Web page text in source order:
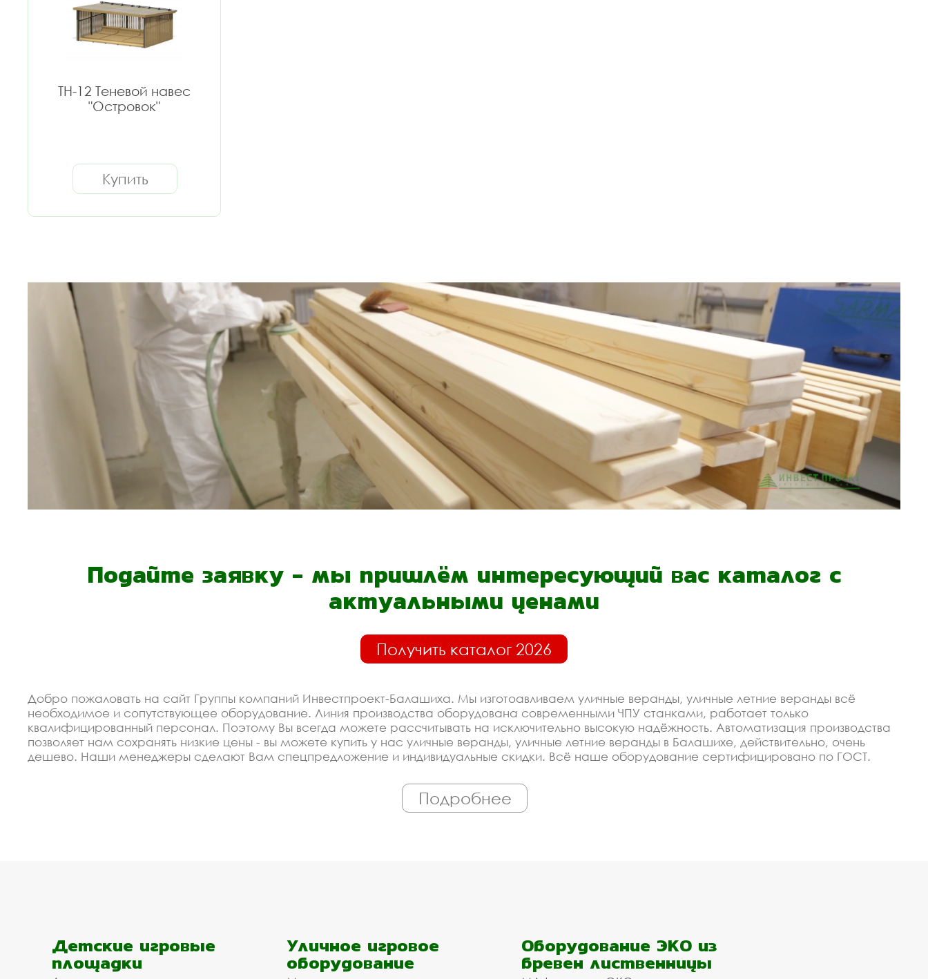
ТН-12 Теневой навес
"Островок"
Купить
Подайте заявку - мы пришлём интересующий вас каталог с
актуальными ценами
Получить каталог 2026
Добро пожаловать на сайт Группы компаний Инвестпроект-Балашиха. Мы изготоавливаем уличные веранды, уличные летние веранды всё
необходимое и сопутствующее оборудование. Линия производства оборудована современными ЧПУ станками, работает только
квалифицированный персонал. Поэтому Вы всегда можете рассчитывать на исключительно высокую надёжность. Автоматизация производства
позволяет нам сохранять низкие цены - вы можете купить у нас уличные веранды, уличные летние веранды в Балашихе, действительно, очень
дешево. Наши менеджеры сделают Вам спецпредложение и индивидуальные скидки. Всё наше оборудование сертифицировано по ГОСТ.
Спецпредложение от производителя на уличные веранды, уличные
Балашихе. Мы рассчитаем Ваш проект, поможем подобрать материалы и оборудование - Вам достаточно просто позвонить или оставить
заявку на сайте.
Подробнее
Детские игровые
площадки
Уличное игровое
оборудование
Оборудование ЭКО из
бревен лиственницы